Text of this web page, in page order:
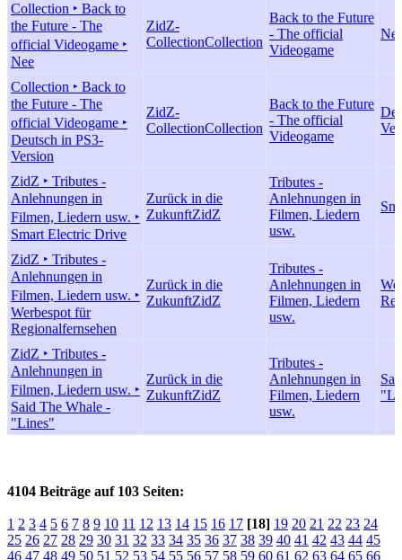
Collection ‣ Back to
the Future - The
official Videogame ‣
Nee
ZidZ-
CollectionCollection
Back to the Future
- The official
Videogame
Collection ‣ Back to
the Future - The
official Videogame ‣
Deutsch in PS3-
Version
ZidZ-
CollectionCollection
Back to the Future
- The official
Videogame
ZidZ ‣ Tributes -
Anlehnungen in
Filmen, Liedern usw. ‣
Smart Electric Drive
Zurück in die
ZukunftZidZ
Tributes -
Anlehnungen in
Filmen, Liedern
usw.
ZidZ ‣ Tributes -
Anlehnungen in
Filmen, Liedern usw. ‣
Werbespot für
Regionalfernsehen
Zurück in die
ZukunftZidZ
Tributes -
Anlehnungen in
Filmen, Liedern
usw.
ZidZ ‣ Tributes -
Anlehnungen in
Filmen, Liedern usw. ‣
Said The Whale -
"Lines"
Zurück in die
ZukunftZidZ
Tributes -
Anlehnungen in
Filmen, Liedern
usw.
4104 Beiträge auf 103 Seiten:
1 2 3 4 5 6 7 8 9 10 11 12 13 14 15 16 17 [18] 19 20 21 22 23 24
25 26 27 28 29 30 31 32 33 34 35 36 37 38 39 40 41 42 43 44 45
46 47 48 49 50 51 52 53 54 55 56 57 58 59 60 61 62 63 64 65 66